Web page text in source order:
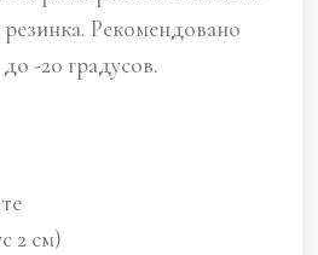
Рекомендовано
-20 градусов.
2 см)